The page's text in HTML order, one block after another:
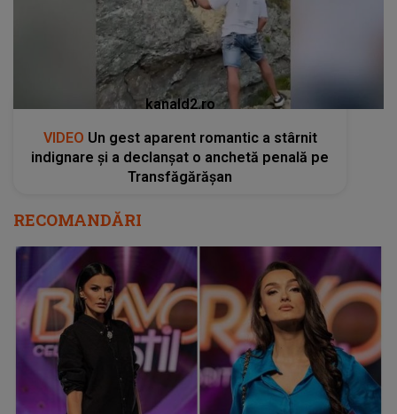
kanald2.ro
VIDEO Un gest aparent romantic a stârnit
indignare și a declanșat o anchetă penală pe
Transfăgărășan
RECOMANDĂRI